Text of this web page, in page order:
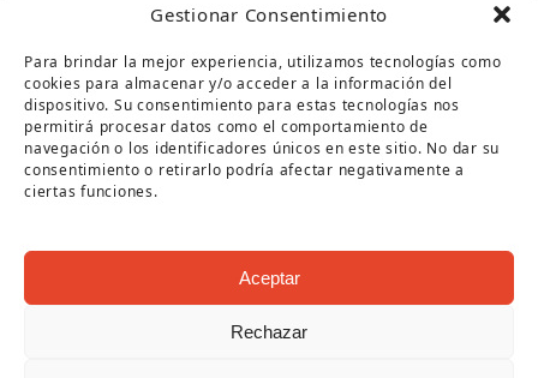
Gestionar Consentimiento
Para brindar la mejor experiencia, utilizamos tecnologías como
cookies para almacenar y/o acceder a la información del
dispositivo. Su consentimiento para estas tecnologías nos
permitirá procesar datos como el comportamiento de
navegación o los identificadores únicos en este sitio. No dar su
consentimiento o retirarlo podría afectar negativamente a
ciertas funciones.
Aceptar
Rechazar
Página cofinanciada por la Diputación de Córdoba